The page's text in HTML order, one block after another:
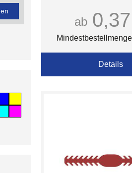
ab
Details